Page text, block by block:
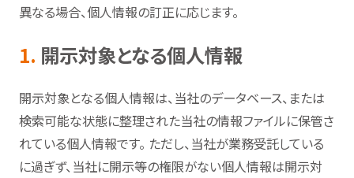
異なる場合、個人情報の訂正に応じます。
1. 開示対象となる個人情報
開示対象となる個人情報は、当社のデータベース、または
検索可能な状態に整理された当社の情報ファイルに保管さ
れている個人情報です。 ただし、当社が業務受託している
に過ぎず、当社に開示等の権限がない個人情報は開示対